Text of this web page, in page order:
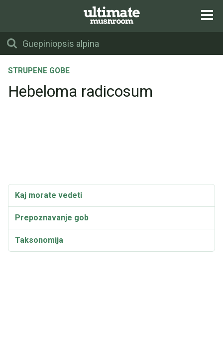
STRUPENE GOBE
Hebeloma radicosum
Kaj morate vedeti
Prepoznavanje gob
Taksonomija